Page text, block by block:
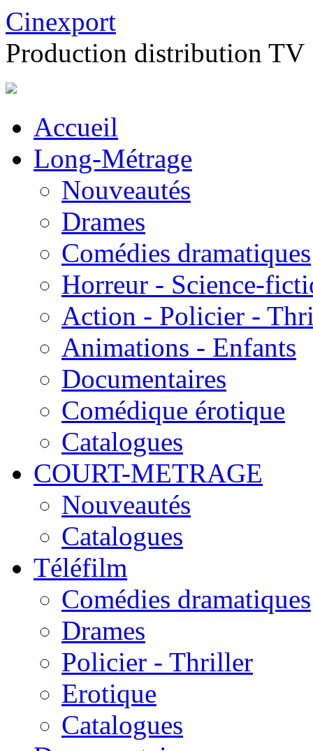
Cinexport
Production distribution TV
Accueil
Long-Métrage
Nouveautés
Drames
Comédies dramatiques
Horreur - Science-
Action - Policier -
Animations - Enfants
Documentaires
Comédique érotique
Catalogues
COURT-METRAGE
Nouveautés
Catalogues
Téléfilm
Comédies dramatiques
Drames
Policier - Thriller
Erotique
Catalogues